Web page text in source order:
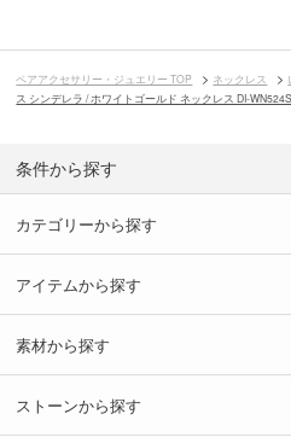
ペアアクセサリー・ジュエリー TOP ネックレス
ス シンデレラ / ホワイトゴールド ネックレス DI-
条件から探す
カテゴリーから探す
アイテムから探す
素材から探す
ストーンから探す